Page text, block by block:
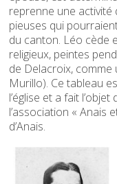
reprenne une activité
pieuses qui
du canton. Léo cède
religieux, peintes
de Delacroix, comme
Murillo). Ce tableau
l’église et a fait
l’association « Anais
d’Anais.